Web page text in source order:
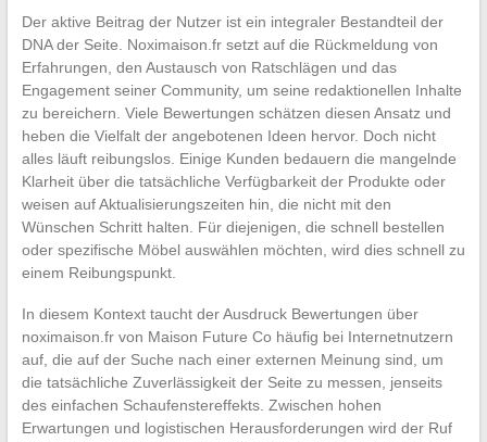
Der aktive Beitrag der Nutzer ist ein integraler Bestandteil der
DNA der Seite. Noximaison.fr setzt auf die Rückmeldung von
Erfahrungen, den Austausch von Ratschlägen und das
Engagement seiner Community, um seine redaktionellen Inhalte
zu bereichern. Viele Bewertungen schätzen diesen Ansatz und
heben die Vielfalt der angebotenen Ideen hervor. Doch nicht
alles läuft reibungslos. Einige Kunden bedauern die mangelnde
Klarheit über die tatsächliche Verfügbarkeit der Produkte oder
weisen auf Aktualisierungszeiten hin, die nicht mit den
Wünschen Schritt halten. Für diejenigen, die schnell bestellen
oder spezifische Möbel auswählen möchten, wird dies schnell zu
einem Reibungspunkt.
In diesem Kontext taucht der Ausdruck Bewertungen über
noximaison.fr von Maison Future Co häufig bei Internetnutzern
auf, die auf der Suche nach einer externen Meinung sind, um
die tatsächliche Zuverlässigkeit der Seite zu messen, jenseits
des einfachen Schaufenstereffekts. Zwischen hohen
Erwartungen und logistischen Herausforderungen wird der Ruf